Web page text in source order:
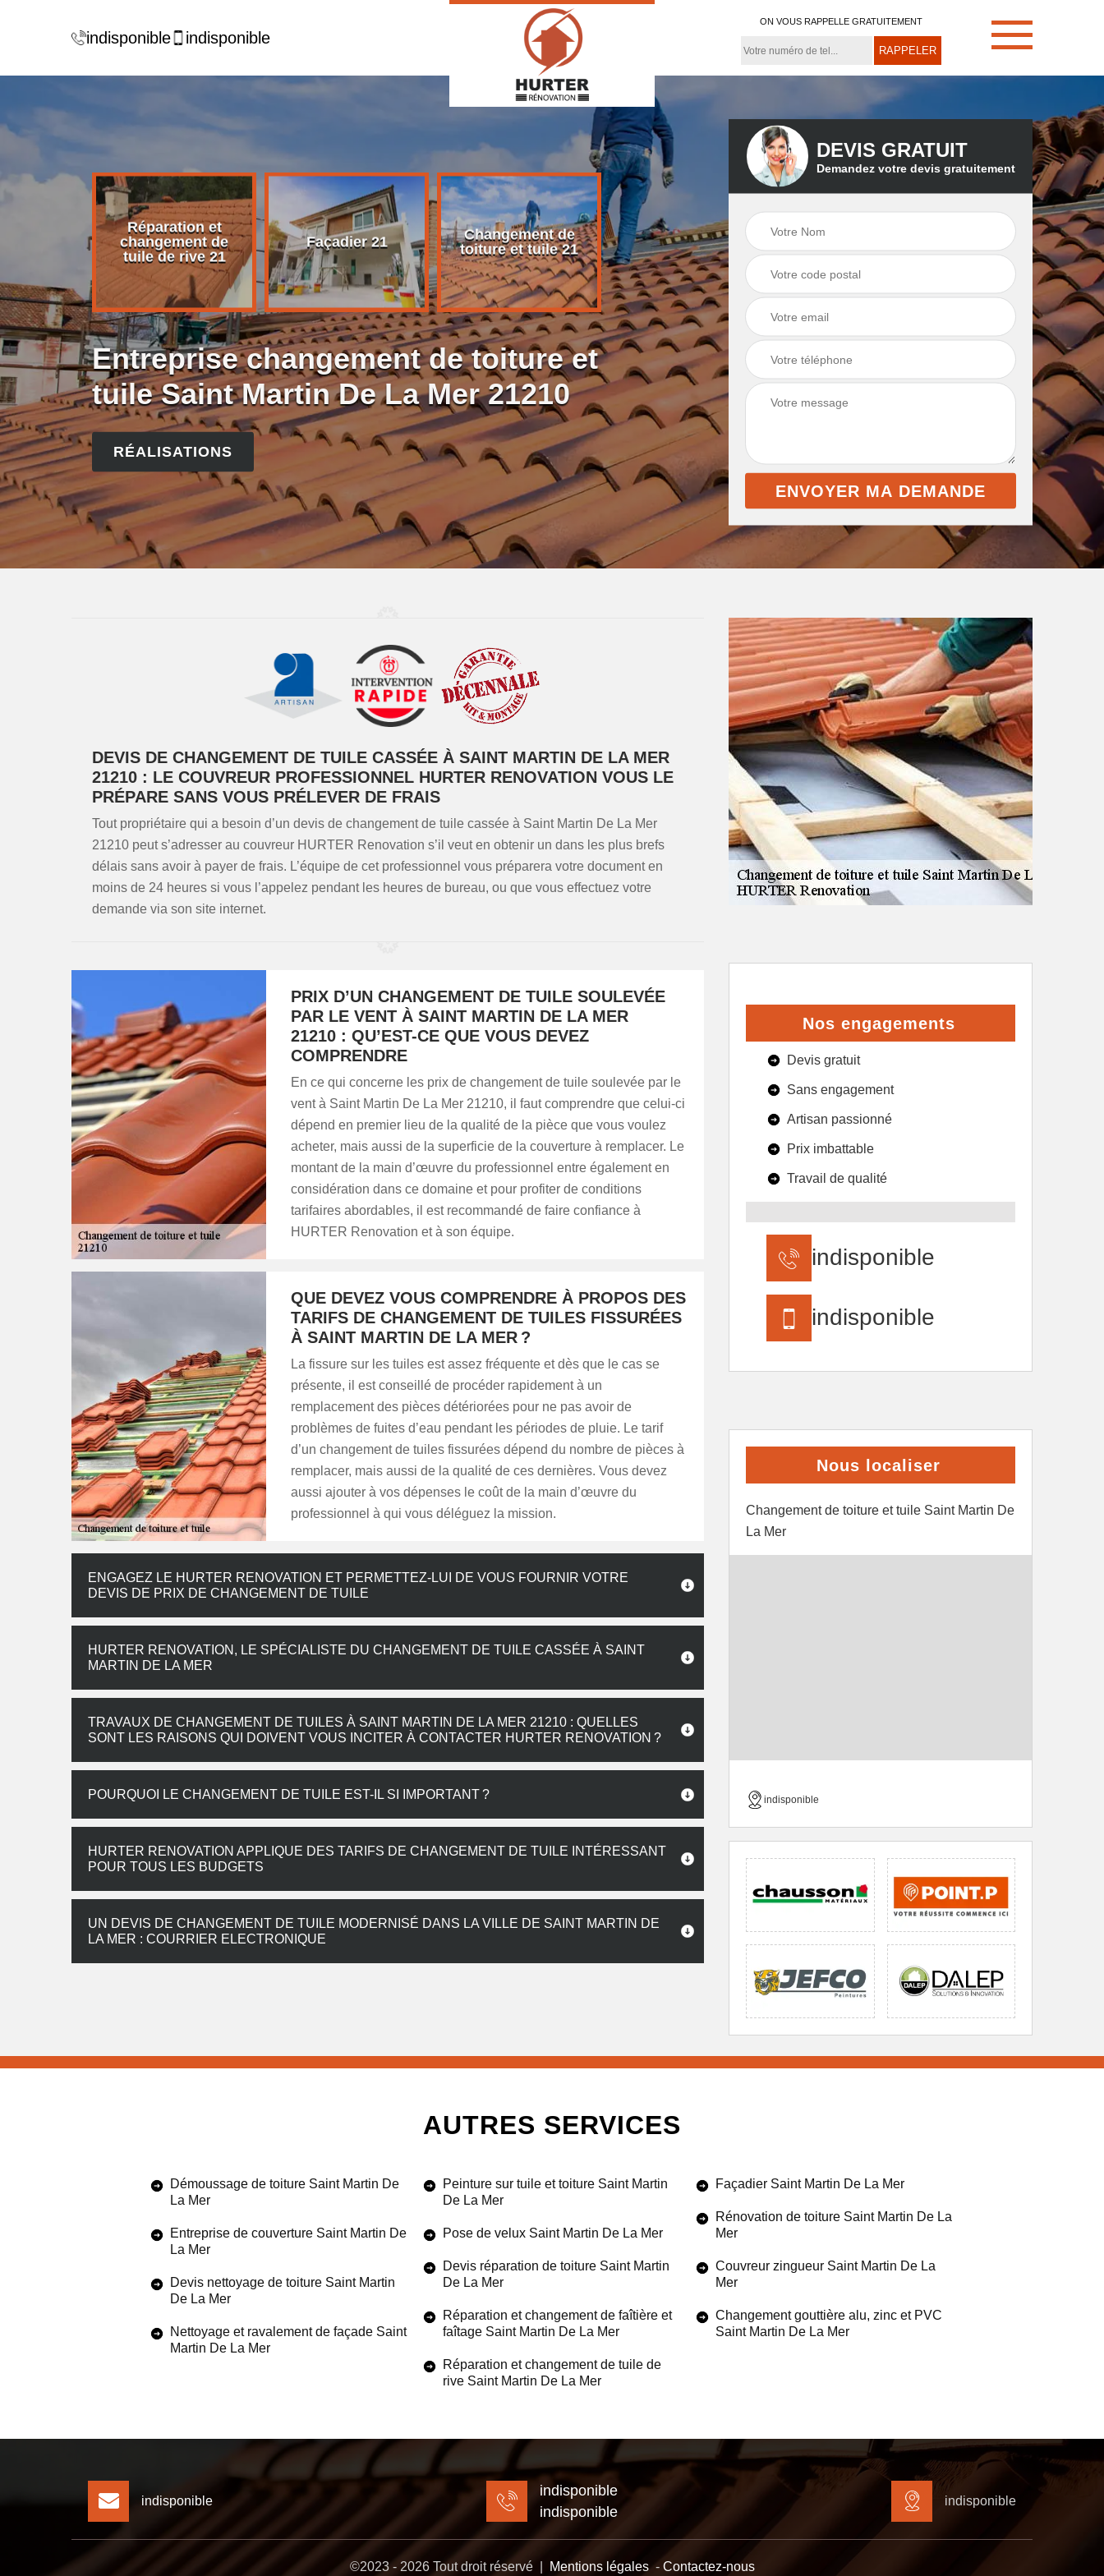
indisponible indisponible
ON VOUS RAPPELLE GRATUITEMENT
Réparation et
changement de
tuile de rive 21
Façadier 21
Changement de
toiture et tuile 21
Rénovation de
toiture 21
Démoussage de
toiture 21
Couvreur zingueur
21
Entreprise changement de toiture et
tuile Saint Martin De La Mer 21210
RÉALISATIONS
DEVIS GRATUIT
Demandez votre devis gratuitement
DEVIS DE CHANGEMENT DE TUILE CASSÉE À SAINT MARTIN DE LA MER
21210 : LE COUVREUR PROFESSIONNEL HURTER RENOVATION VOUS LE
PRÉPARE SANS VOUS PRÉLEVER DE FRAIS
Tout propriétaire qui a besoin d’un devis de changement de tuile cassée à Saint Martin De La Mer
21210 peut s’adresser au couvreur HURTER Renovation s’il veut en obtenir un dans les plus brefs
délais sans avoir à payer de frais. L’équipe de cet professionnel vous préparera votre document en
moins de 24 heures si vous l’appelez pendant les heures de bureau, ou que vous effectuez votre
demande via son site internet.
PRIX D’UN CHANGEMENT DE TUILE SOULEVÉE
PAR LE VENT À SAINT MARTIN DE LA MER
21210 : QU’EST-CE QUE VOUS DEVEZ
COMPRENDRE
En ce qui concerne les prix de changement de tuile soulevée par le
vent à Saint Martin De La Mer 21210, il faut comprendre que celui-ci
dépend en premier lieu de la qualité de la pièce que vous voulez
acheter, mais aussi de la superficie de la couverture à remplacer. Le
montant de la main d’œuvre du professionnel entre également en
considération dans ce domaine et pour profiter de conditions
tarifaires abordables, il est recommandé de faire confiance à
HURTER Renovation et à son équipe.
QUE DEVEZ VOUS COMPRENDRE À PROPOS DES
TARIFS DE CHANGEMENT DE TUILES FISSURÉES
À SAINT MARTIN DE LA MER ?
La fissure sur les tuiles est assez fréquente et dès que le cas se
présente, il est conseillé de procéder rapidement à un
remplacement des pièces détériorées pour ne pas avoir de
problèmes de fuites d’eau pendant les périodes de pluie. Le tarif
d’un changement de tuiles fissurées dépend du nombre de pièces à
remplacer, mais aussi de la qualité de ces dernières. Vous devez
aussi ajouter à vos dépenses le coût de la main d’œuvre du
professionnel à qui vous déléguez la mission.
ENGAGEZ LE HURTER RENOVATION ET PERMETTEZ-LUI DE VOUS FOURNIR VOTRE
DEVIS DE PRIX DE CHANGEMENT DE TUILE
HURTER RENOVATION, LE SPÉCIALISTE DU CHANGEMENT DE TUILE CASSÉE À SAINT
MARTIN DE LA MER
TRAVAUX DE CHANGEMENT DE TUILES À SAINT MARTIN DE LA MER 21210 : QUELLES
SONT LES RAISONS QUI DOIVENT VOUS INCITER À CONTACTER HURTER RENOVATION ?
POURQUOI LE CHANGEMENT DE TUILE EST-IL SI IMPORTANT ?
HURTER RENOVATION APPLIQUE DES TARIFS DE CHANGEMENT DE TUILE INTÉRESSANT
POUR TOUS LES BUDGETS
UN DEVIS DE CHANGEMENT DE TUILE MODERNISÉ DANS LA VILLE DE SAINT MARTIN DE
LA MER : COURRIER ELECTRONIQUE
Nos engagements
Devis gratuit
Sans engagement
Artisan passionné
Prix imbattable
Travail de qualité
indisponible
indisponible
Nous localiser
Changement de toiture et tuile Saint Martin De
La Mer
indisponible
AUTRES SERVICES
Démoussage de toiture Saint Martin De
La Mer
Entreprise de couverture Saint Martin De
La Mer
Devis nettoyage de toiture Saint Martin
De La Mer
Nettoyage et ravalement de façade Saint
Martin De La Mer
Peinture sur tuile et toiture Saint Martin
De La Mer
Pose de velux Saint Martin De La Mer
Devis réparation de toiture Saint Martin
De La Mer
Réparation et changement de faîtière et
faîtage Saint Martin De La Mer
Réparation et changement de tuile de
rive Saint Martin De La Mer
Façadier Saint Martin De La Mer
Rénovation de toiture Saint Martin De La
Mer
Couvreur zingueur Saint Martin De La
Mer
Changement gouttière alu, zinc et PVC
Saint Martin De La Mer
indisponible
indisponible
indisponible
indisponible
©2023 - 2026 Tout droit réservé | Mentions légales- Contactez-nous